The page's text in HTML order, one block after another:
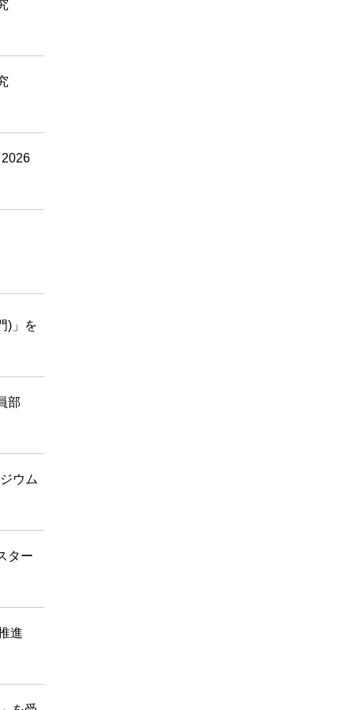
)」を
部
ウム
ター
進